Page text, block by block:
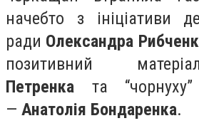
начебто з ініціативи
ради Олександра
позитивний
Петренка та
— Анатолія Бондаренка.